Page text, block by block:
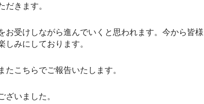
だきます。
お受けしながら進んでいくと思われます。今から皆様
しみにしております。
こちらでご報告いたします。
いました。